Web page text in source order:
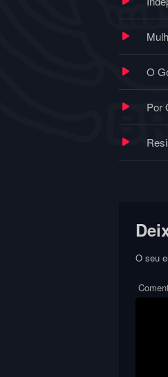
O
Por
O seu